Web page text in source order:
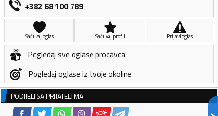
+382 68 100 789
Sačuvaj oglas Sačuvaj profil Prijavi oglas
Pogledaj sve oglase prodavca
Pogledaj oglase iz tvoje okoline
PODIJELI SA PRIJATELJIMA